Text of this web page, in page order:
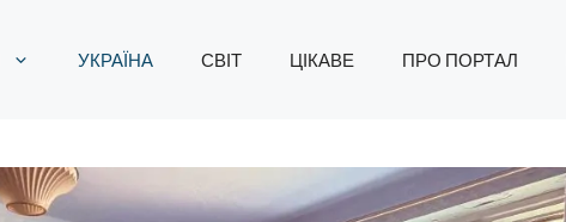
УКРАЇНА СВІТ ЦІКАВЕ ПРО ПОРТАЛ